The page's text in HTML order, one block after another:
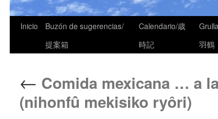
Inicio
Buzón de sugerencias/
提案箱
Calendario/歳
時記
羽鶴
← Comida mexicana … a
(nihonfû mekisiko ryôri)